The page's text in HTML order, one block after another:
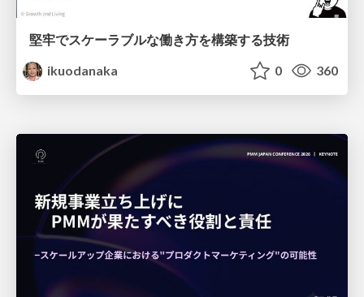
堅牢でスケーラブルな働き方を構築する技術
ikuodanaka
0 360